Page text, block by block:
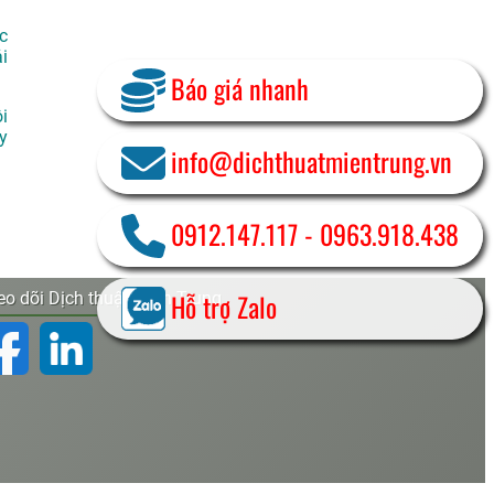
dõi Dịch thuật Miền Trung
Báo giá nhanh
info@dichthuatmientrung.vn
0912.147.117- 0963.918.438
Hỗ trợ Zalo